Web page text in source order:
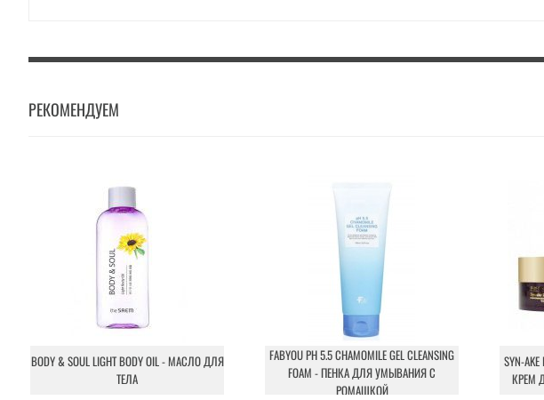
РЕКОМЕНДУЕМ
BODY & SOUL LIGHT BODY OIL - МАСЛО ДЛЯ
ТЕЛА
FABYOU PH 5.5 CHAMOMILE GEL CLEANSING
FOAM - ПЕНКА ДЛЯ УМЫВАНИЯ С
РОМАШКОЙ
SYN-AKE
КРЕМ